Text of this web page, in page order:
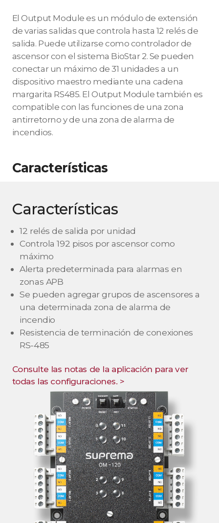
El Output Module es un módulo de extensión
de varias salidas que controla hasta 12 relés de
salida. Puede utilizarse como controlador de
ascensor con el sistema BioStar 2. Se pueden
conectar un máximo de 31 unidades a un
dispositivo maestro mediante una cadena
margarita RS485. El Output Module también es
compatible con las funciones de una zona
antirretorno y de una zona de alarma de
incendios.
Características
Características
12 relés de salida por unidad
Controla 192 pisos por ascensor como
máximo
Alerta predeterminada para alarmas en
zonas APB
Se pueden agregar grupos de ascensores a
una determinada zona de alarma de
incendio
Resistencia de terminación de conexiones
RS-485
Consulte las notas de la aplicación para ver
todas las configuraciones. >